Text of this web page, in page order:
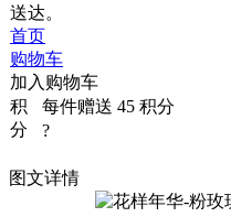
送达。
首页
购物车
加入购物车
积
分
每件赠送 45 积分
?
图文详情